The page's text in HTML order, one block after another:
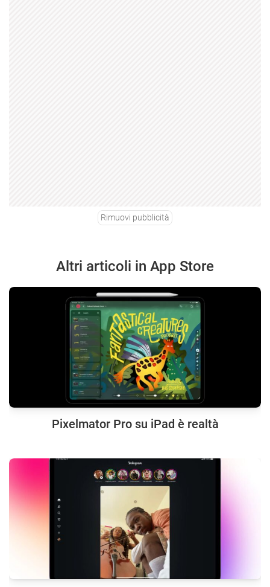
Rimuovi pubblicità
Altri articoli in App Store
Pixelmator Pro su iPad è realtà